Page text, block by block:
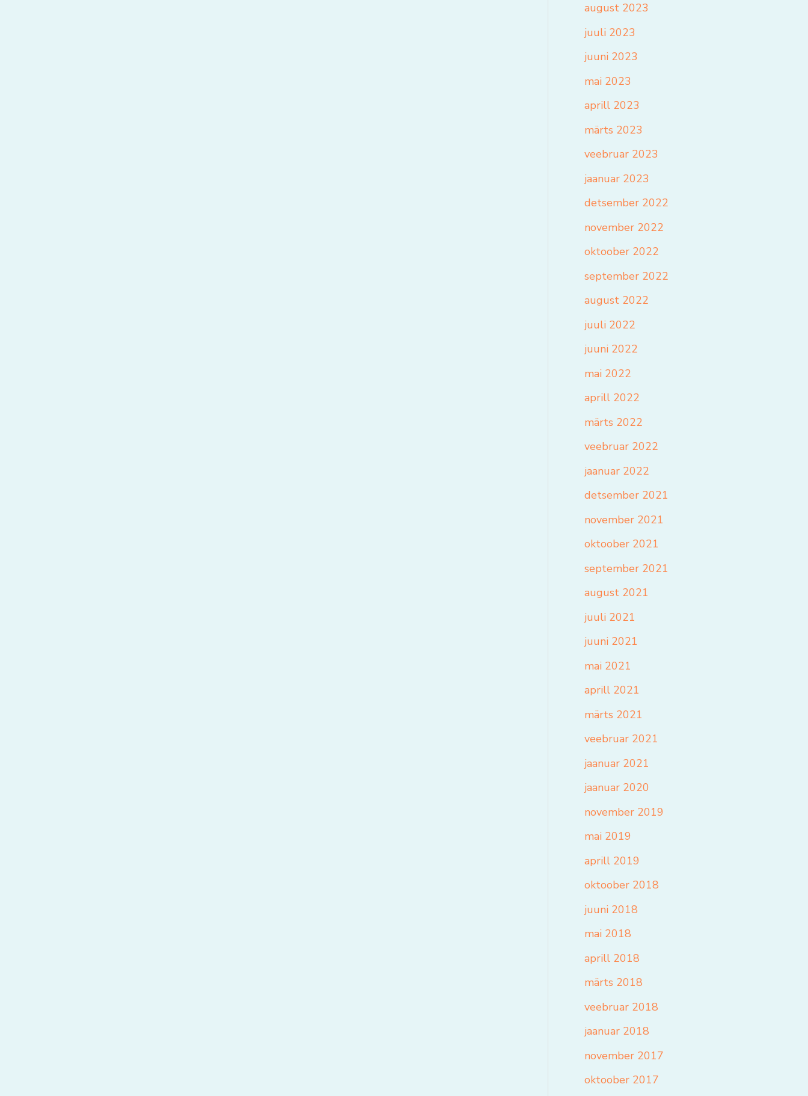
august 2023
juuli 2023
juuni 2023
mai 2023
aprill 2023
märts 2023
veebruar 2023
jaanuar 2023
detsember 2022
november 2022
oktoober 2022
september 2022
august 2022
juuli 2022
juuni 2022
mai 2022
aprill 2022
märts 2022
veebruar 2022
jaanuar 2022
detsember 2021
november 2021
oktoober 2021
september 2021
august 2021
juuli 2021
juuni 2021
mai 2021
aprill 2021
märts 2021
veebruar 2021
jaanuar 2021
jaanuar 2020
november 2019
mai 2019
aprill 2019
oktoober 2018
juuni 2018
mai 2018
aprill 2018
märts 2018
veebruar 2018
jaanuar 2018
november 2017
oktoober 2017